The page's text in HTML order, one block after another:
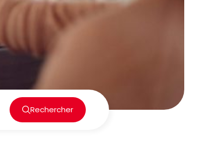
Rechercher